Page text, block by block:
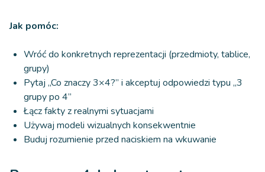
Jak pomóc:
Wróć do konkretnych reprezentacji (przedmioty, tablice,
grupy)
Pytaj „Co znaczy 3×4?” i akceptuj odpowiedzi typu „3
grupy po 4”
Łącz fakty z realnymi sytuacjami
Używaj modeli wizualnych konsekwentnie
Buduj rozumienie przed naciskiem na wkuwanie